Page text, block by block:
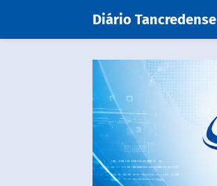
Diário Tancredense